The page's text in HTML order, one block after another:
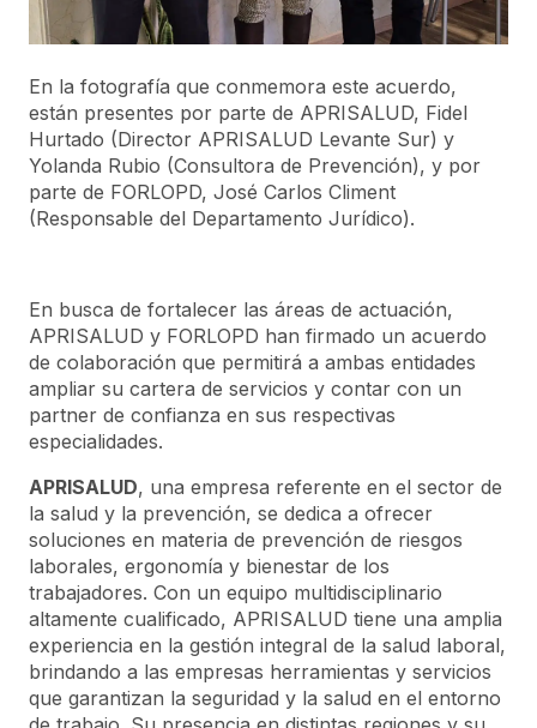
En la fotografía que conmemora este acuerdo,
están presentes por parte de APRISALUD, Fidel
Hurtado (Director APRISALUD Levante Sur) y
Yolanda Rubio (Consultora de Prevención), y por
parte de FORLOPD, José Carlos Climent
(Responsable del Departamento Jurídico).
En busca de fortalecer las áreas de actuación,
APRISALUD y FORLOPD han firmado un acuerdo
de colaboración que permitirá a ambas entidades
ampliar su cartera de servicios y contar con un
partner de confianza en sus respectivas
especialidades.
APRISALUD, una empresa referente en el sector de
la salud y la prevención, se dedica a ofrecer
soluciones en materia de prevención de riesgos
laborales, ergonomía y bienestar de los
trabajadores. Con un equipo multidisciplinario
altamente cualificado, APRISALUD tiene una amplia
experiencia en la gestión integral de la salud laboral,
brindando a las empresas herramientas y servicios
que garantizan la seguridad y la salud en el entorno